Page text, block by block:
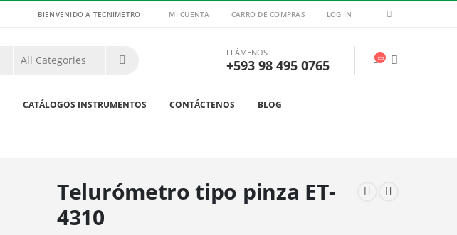
BIENVENIDO A TECNIMETRO MI CUENTA CARRO DE COMPRAS LOG IN
LLÁMENOS
+593 98 495 0765
CATÁLOGOS INSTRUMENTOS CONTÁCTENOS BLOG
Telurómetro tipo pinza ET-
4310